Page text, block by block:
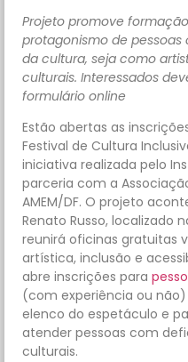
Projeto promove
protagonismo de
da cultura, seja como
culturais. Interessados
formulário online
Estão abertas as
Festival de Cultura
iniciativa realizada pelo
parceria com a
AMEM/DF. O projeto
Renato Russo, localizado
reunirá oficinas gratuitas
artística, inclusão e
abre inscrições para
(com experiência ou
elenco do espetáculo e
atender pessoas com
culturais.